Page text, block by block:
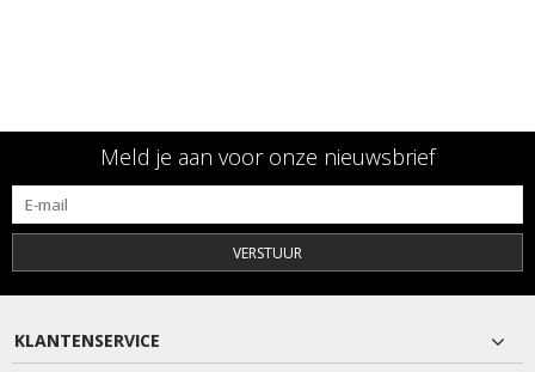
Meld je aan voor onze nieuwsbrief
VERSTUUR
KLANTENSERVICE